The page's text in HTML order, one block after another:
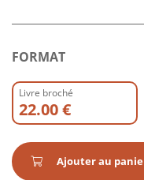
FORMAT
Livre broché
22.00 €
Ajouter au